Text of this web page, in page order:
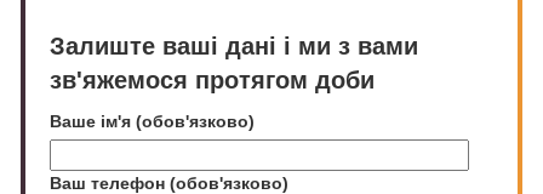
Залиште ваші дані і ми з вами
зв'яжемося протягом доби
Ваше ім'я (обов'язково)
Ваш телефон (обов'язково)